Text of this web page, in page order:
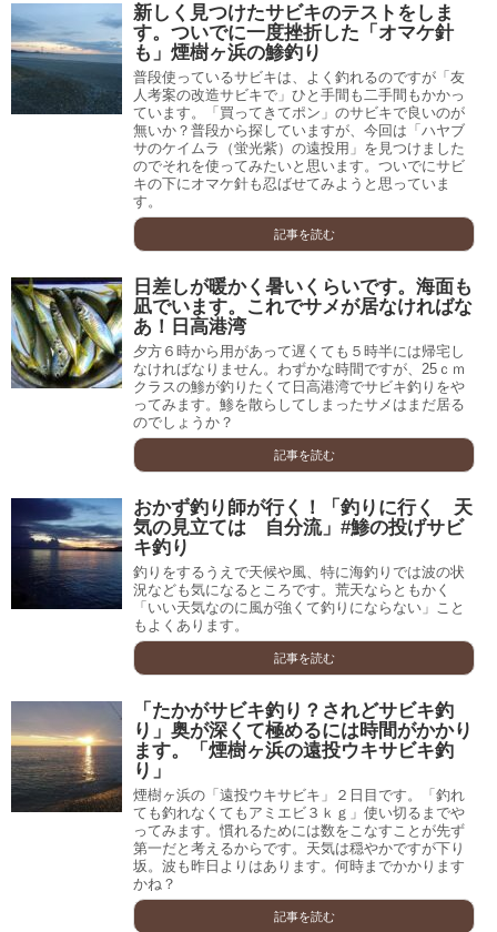
新しく見つけたサビキのテストをしま
す。ついでに一度挫折した「オマケ針
も」煙樹ヶ浜の鯵釣り
普段使っているサビキは、よく釣れるのですが「友
人考案の改造サビキで」ひと手間も二手間もかかっ
ています。「買ってきてポン」のサビキで良いのが
無いか？普段から探していますが、今回は「ハヤブ
サのケイムラ（蛍光紫）の遠投用」を見つけました
のでそれを使ってみたいと思います。ついでにサビ
キの下にオマケ針も忍ばせてみようと思っていま
す。
記事を読む
日差しが暖かく暑いくらいです。海面も
凪でいます。これでサメが居なければな
あ！日高港湾
夕方６時から用があって遅くても５時半には帰宅し
なければなりません。わずかな時間ですが、25ｃｍ
クラスの鯵が釣りたくて日高港湾でサビキ釣りをや
ってみます。鯵を散らしてしまったサメはまだ居る
のでしょうか？
記事を読む
おかず釣り師が行く！「釣りに行く 天
気の見立ては 自分流」#鯵の投げサビ
キ釣り
釣りをするうえで天候や風、特に海釣りでは波の状
況なども気になるところです。荒天ならともかく
「いい天気なのに風が強くて釣りにならない」こと
もよくあります。
記事を読む
「たかがサビキ釣り？されどサビキ釣
り」奥が深くて極めるには時間がかかり
ます。「煙樹ヶ浜の遠投ウキサビキ釣
り」
煙樹ヶ浜の「遠投ウキサビキ」２日目です。「釣れ
ても釣れなくてもアミエビ３ｋｇ」使い切るまでや
ってみます。慣れるためには数をこなすことが先ず
第一だと考えるからです。天気は穏やかですが下り
坂。波も昨日よりはあります。何時までかかります
かね？
記事を読む